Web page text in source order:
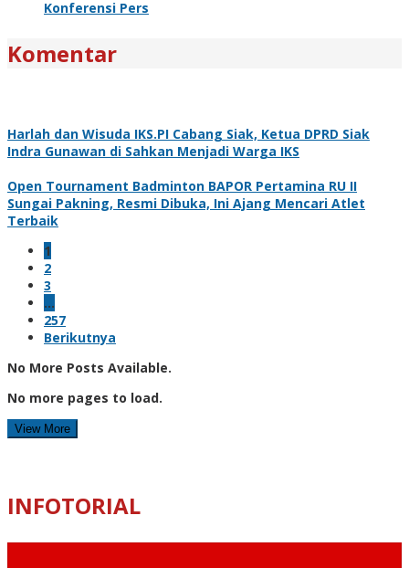
Konferensi Pers
Komentar
Harlah dan Wisuda IKS.PI Cabang Siak, Ketua DPRD Siak
Indra Gunawan di Sahkan Menjadi Warga IKS
Open Tournament Badminton BAPOR Pertamina RU II
Sungai Pakning, Resmi Dibuka, Ini Ajang Mencari Atlet
Terbaik
1
2
3
…
257
Berikutnya
No More Posts Available.
No more pages to load.
View More
INFOTORIAL